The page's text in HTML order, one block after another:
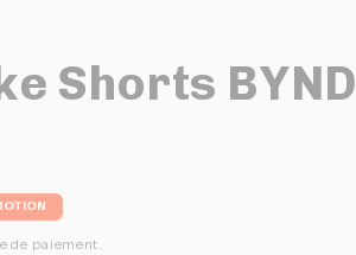
i
Shorts BYND
de paiement.